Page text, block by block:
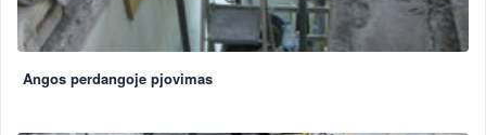
Angos perdangoje pjovimas